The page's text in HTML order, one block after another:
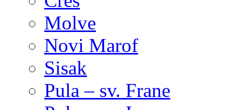
Molve
Novi Marof
Sisak
Pula – sv. Frane